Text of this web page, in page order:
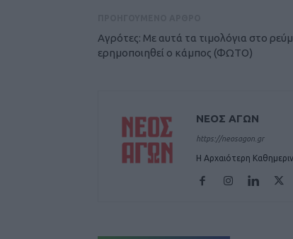
Αγρότες: Με αυτά τα τιμολόγια στο
ερημοποιηθεί ο κάμπος (ΦΩΤΟ)
ΝΕΟΣ ΑΓΩΝ
https://neosagon.gr
Η Αρχαιότερη